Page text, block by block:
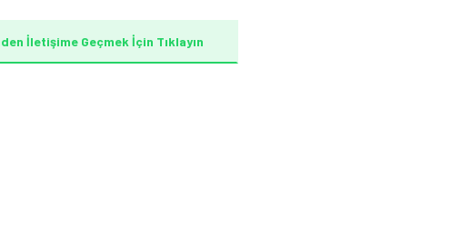
İletişime Geçmek İçin Tıklayın